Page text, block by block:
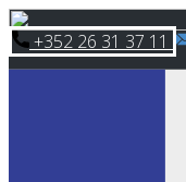
Skip
to
content
​+352 26 31 37 11